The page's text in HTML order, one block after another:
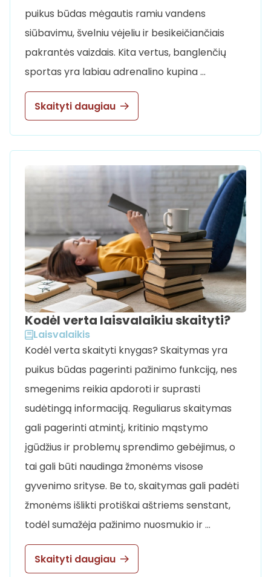
puikus būdas mėgautis ramiu vandens
siūbavimu, švelniu vėjeliu ir besikeičiančiais
pakrantės vaizdais. Kita vertus, banglenčių
sportas yra labiau adrenalino kupina …
Skaityti daugiau
Kodėl verta laisvalaikiu skaityti?
Laisvalaikis
Kodėl verta skaityti knygas? Skaitymas yra
puikus būdas pagerinti pažinimo funkciją, nes
smegenims reikia apdoroti ir suprasti
sudėtingą informaciją. Reguliarus skaitymas
gali pagerinti atmintį, kritinio mąstymo
įgūdžius ir problemų sprendimo gebėjimus, o
tai gali būti naudinga žmonėms visose
gyvenimo srityse. Be to, skaitymas gali padėti
žmonėms išlikti protiškai aštriems senstant,
todėl sumažėja pažinimo nuosmukio ir …
Skaityti daugiau